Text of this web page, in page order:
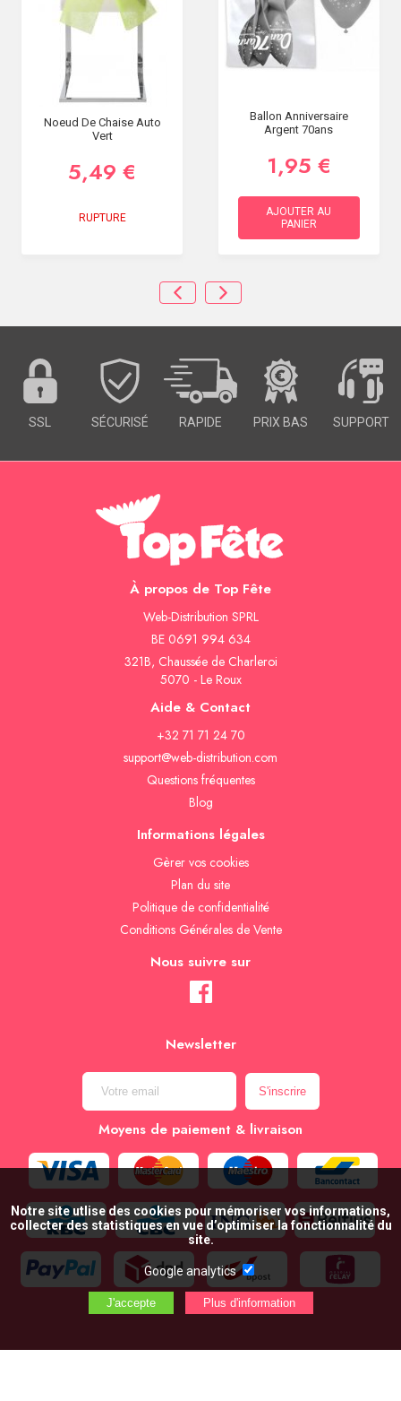
Noeud De Chaise Auto
Vert
5,49 €
RUPTURE
Ballon Anniversaire
Argent 70ans
1,95 €
AJOUTER AU
PANIER
SSL SÉCURISÉ RAPIDE PRIX BAS SUPPORT
À propos de Top Fête
Web-Distribution SPRL
BE 0691 994 634
321B, Chaussée de Charleroi
5070 - Le Roux
Aide & Contact
+32 71 71 24 70
support@web-distribution.com
Questions fréquentes
Blog
Informations légales
Gèrer vos cookies
Plan du site
Politique de confidentialité
Conditions Générales de Vente
Nous suivre sur
Newsletter
Moyens de paiement & livraison
Notre site utlise des cookies pour mémoriser vos informations,
collecter des statistiques en vue d’optimiser la fonctionnalité du
site.
Google analytics